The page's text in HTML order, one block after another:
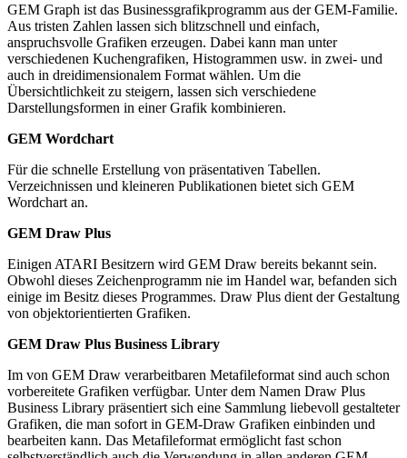
GEM Graph ist das Businessgrafikprogramm aus der GEM-Familie.
Aus tristen Zahlen lassen sich blitzschnell und einfach,
anspruchsvolle Grafiken erzeugen. Dabei kann man unter
verschiedenen Kuchengrafiken, Histogrammen usw. in zwei- und
auch in dreidimensionalem Format wählen. Um die
Übersichtlichkeit zu steigern, lassen sich verschiedene
Darstellungsformen in einer Grafik kombinieren.
GEM Wordchart
Für die schnelle Erstellung von präsentativen Tabellen.
Verzeichnissen und kleineren Publikationen bietet sich GEM
Wordchart an.
GEM Draw Plus
Einigen ATARI Besitzern wird GEM Draw bereits bekannt sein.
Obwohl dieses Zeichenprogramm nie im Handel war, befanden sich
einige im Besitz dieses Programmes. Draw Plus dient der Gestaltung
von objektorientierten Grafiken.
GEM Draw Plus Business Library
Im von GEM Draw verarbeitbaren Metafileformat sind auch schon
vorbereitete Grafiken verfügbar. Unter dem Namen Draw Plus
Business Library präsentiert sich eine Sammlung liebevoll gestalteter
Grafiken, die man sofort in GEM-Draw Grafiken einbinden und
bearbeiten kann. Das Metafileformat ermöglicht fast schon